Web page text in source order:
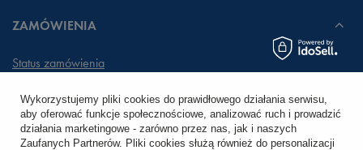
ZAMÓWIENIA
Status zamówienia
Śledzenie przesyłki
Chcę zareklamować produkt
Wykorzystujemy pliki cookies do prawidłowego działania serwisu,
aby oferować funkcje społecznościowe, analizować ruch i prowadzić
działania marketingowe - zarówno przez nas, jak i naszych
Zaufanych Partnerów. Pliki cookies służą również do personalizacji